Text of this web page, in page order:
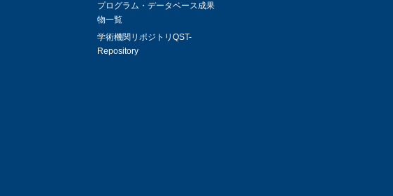
プログラム・データベース成果
物一覧
学術機関リポジトリQST-
Repository